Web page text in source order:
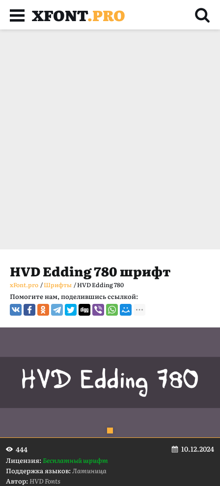
XFONT.PRO
HVD Edding 780 шрифт
xFont.pro /Шрифты /HVD Edding 780
Помогите нам, поделившись ссылкой:
444 10.12.2024
Лицензия:Бесплатный шрифт
Поддержка языков:Латиница
Автор:HVD Fonts